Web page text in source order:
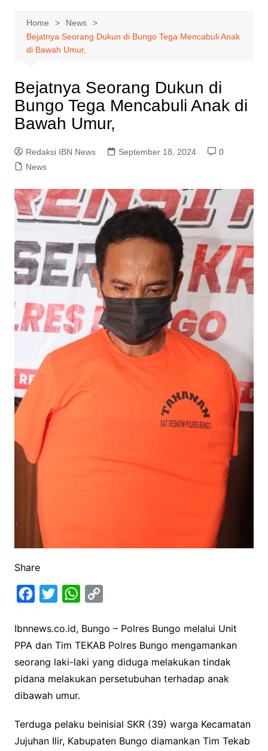
Home
News
Bejatnya Seorang Dukun di Bungo Tega Mencabuli Anak
di Bawah Umur,
Bejatnya Seorang Dukun di
Bungo Tega Mencabuli Anak di
Bawah Umur,
Redaksi IBN News September 18, 2024
0
News
Share
c
e
b
o
o
k
i
t
t
e
r
W
a
t
s
A
p
p
y
L
i
k
Ibnnews.co.id, Bungo – Polres Bungo melalui Unit
PPA dan Tim TEKAB Polres Bungo mengamankan
seorang laki-laki yang diduga melakukan tindak
pidana melakukan persetubuhan terhadap anak
dibawah umur.
Terduga pelaku beinisial SKR (39) warga Kecamatan
Jujuhan Ilir, Kabupaten Bungo diamankan Tim Tekab